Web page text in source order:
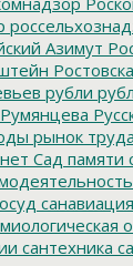
Азимут
рубли
Румянцева
рынок труда
Сад памяти
санавиация
сантехника